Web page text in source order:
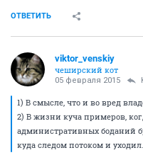
ОТВЕТИТЬ
viktor_venskiy
чеширский кот
05 февраля 2015
1) В смысле, что и во вред
2) В жизни куча примеров,
административных боданий
куда следом потоком и уходил.